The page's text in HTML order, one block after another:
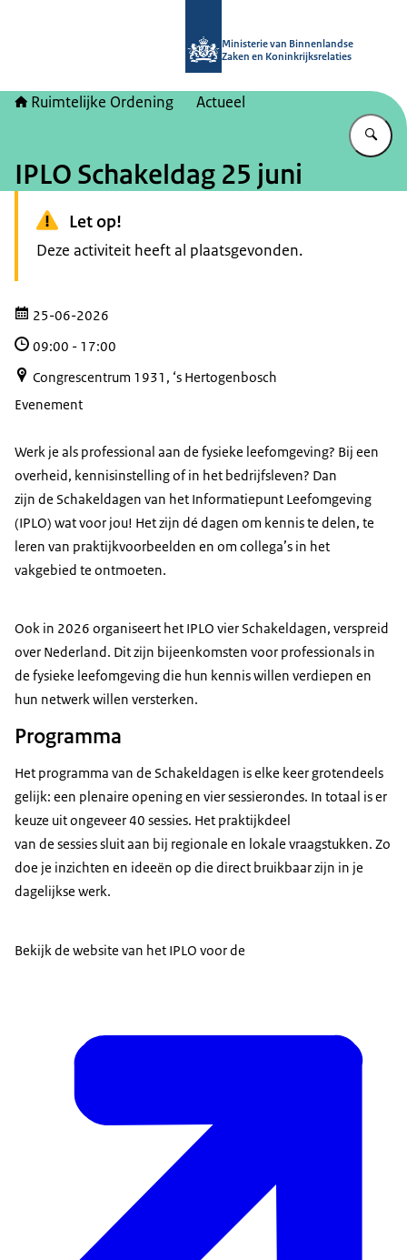
Ministerie van Binnenlandse
Zaken en Koninkrijksrelaties
Ruimtelijke Ordening Actueel
IPLO Schakeldag 25 juni
Let op!
Deze activiteit heeft al plaatsgevonden.
25-06-2026
09:00 - 17:00
Congrescentrum 1931, ‘s Hertogenbosch
Evenement
Werk je als professional aan de fysieke leefomgeving? Bij een
overheid, kennisinstelling of in het bedrijfsleven? Dan
zijn de Schakeldagen van het Informatiepunt Leefomgeving
(IPLO) wat voor jou! Het zijn dé dagen om kennis te delen, te
leren van praktijkvoorbeelden en om collega’s in het
vakgebied te ontmoeten.
Ook in 2026 organiseert het IPLO vier Schakeldagen, verspreid
over Nederland. Dit zijn bijeenkomsten voor professionals in
de fysieke leefomgeving die hun kennis willen verdiepen en
hun netwerk willen versterken.
Programma
Het programma van de Schakeldagen is elke keer grotendeels
gelijk: een plenaire opening en vier sessierondes. In totaal is er
keuze uit ongeveer 40 sessies. Het praktijkdeel
van de sessies sluit aan bij regionale en lokale vraagstukken. Zo
doe je inzichten en ideeën op die direct bruikbaar zijn in je
dagelijkse werk.
Bekijk de website van het IPLO voor de